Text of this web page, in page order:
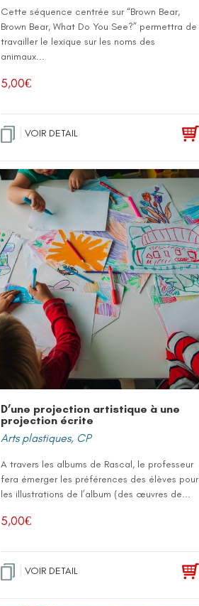
Cette séquence centrée sur “Brown Bear,
Brown Bear, What Do You See?” permettra de
travailler le lexique sur les noms des
animaux...
5,00€
VOIR DETAIL
D’une projection artistique à une
projection écrite
Arts plastiques, CP
A travers les albums de Rascal, le professeur
fera émerger les préférences des élèves pour
les illustrations de l’album (des œuvres de...
5,00€
VOIR DETAIL